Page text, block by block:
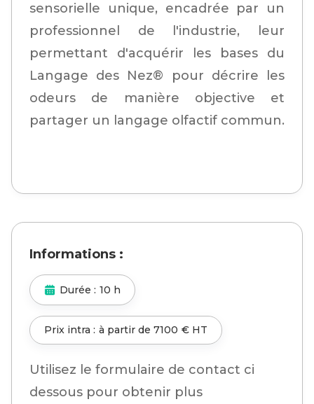
sensorielle unique, encadrée par un
professionnel de l'industrie, leur
permettant d'acquérir les bases du
Langage des Nez® pour décrire les
odeurs de manière objective et
partager un langage olfactif commun.
Informations :
Durée : 10 h
Prix intra : à partir de 7100 € HT
Utilisez le formulaire de contact ci
dessous pour obtenir plus